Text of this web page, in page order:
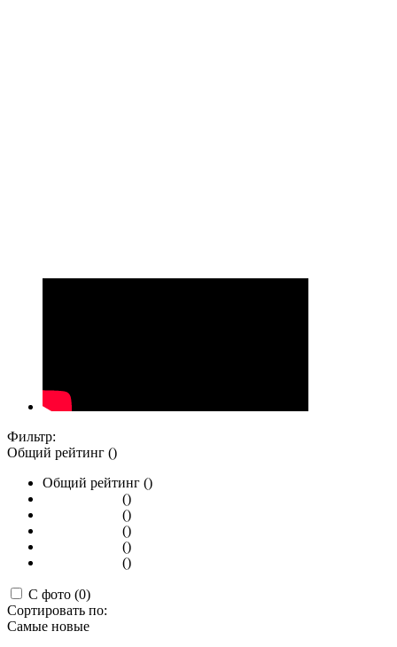
Фильтр:
Общий рейтинг ()
Общий рейтинг ()
()
()
()
()
()
С фото (0)
Сортировать по:
Самые новые